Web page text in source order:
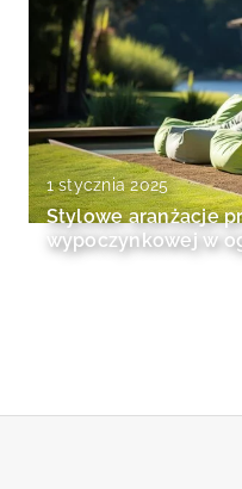
1 stycznia 2025
Stylowe aranżacje
wypoczynkowej w